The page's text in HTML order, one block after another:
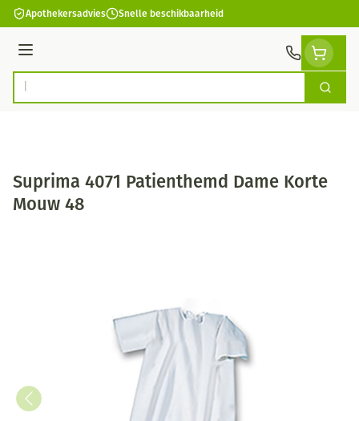
Ga naar de inhoud
Apothekersadvies Snelle beschikbaarheid
Menu
Product, merk, categorie... Zoek
Suprima 4071 Patienthemd Dame Korte
Mouw 48